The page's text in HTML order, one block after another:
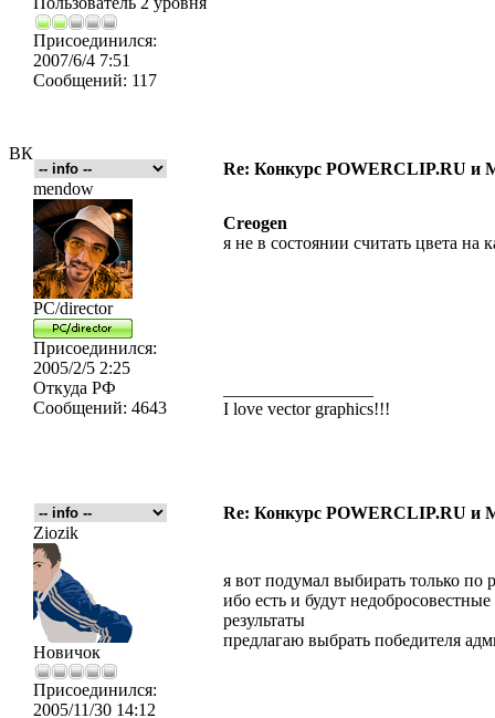
ВК
Присоединился:
2007/6/4 7:51
Сообщений: 117
Re: Конкурс POWERCLIP.RU и
mendow
PC/director
Присоединился:
2005/2/5 2:25
Откуда РФ
Сообщений: 4643
Creogen
я не в состоянии считать цвета на
I love vector graphics!!!
Re: Конкурс POWERCLIP.RU и
Ziozik
Новичок
Присоединился:
2005/11/30 14:12
я вот подумал выбирать только по
ибо есть и будут
результаты
предлагаю выбрать победителя